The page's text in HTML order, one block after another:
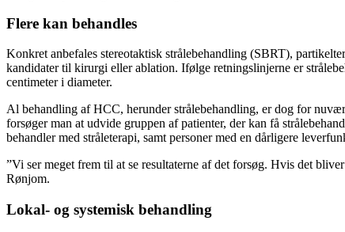
Flere kan behandles
Konkret anbefales stereotaktisk strålebehandling (SBRT),
kandidater til kirurgi eller ablation. Ifølge retningslinjerne er
centimeter i diameter.
Al behandling af HCC, herunder strålebehandling, er dog for
forsøger man at udvide gruppen af patienter, der kan få
behandler med stråleterapi, samt personer med en dårligere
”Vi ser meget frem til at se resultaterne af det forsøg. Hvis det
Rønjom.
Lokal- og systemisk behandling